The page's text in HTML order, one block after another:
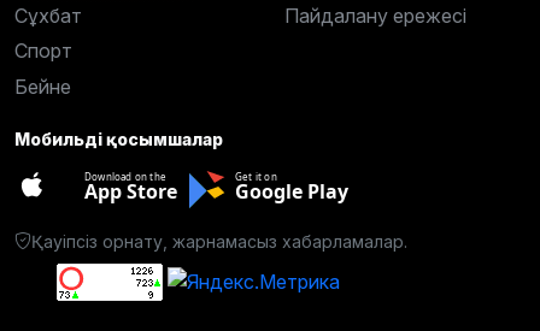
Сұхбат
Спорт
Бейне
Пайдалану ережесі
Мобильді қосымшалар
Download on the
App Store
Get it on
Google Play
Қауіпсіз орнату, жарнамасыз хабарламалар.